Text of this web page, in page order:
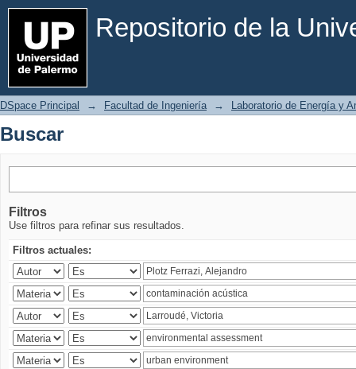
Repositorio de la
Buscar
DSpace Principal → Facultad de Ingeniería → Laboratorio de Energía y
Buscar
Filtros
Use filtros para refinar sus resultados.
Filtros actuales: